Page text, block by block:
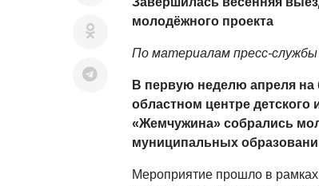
молодёжного проекта
По материалам пресс-
В первую неделю апреля на
областном центре
«Жемчужина» собрались
муниципальных
Мероприятие прошло в